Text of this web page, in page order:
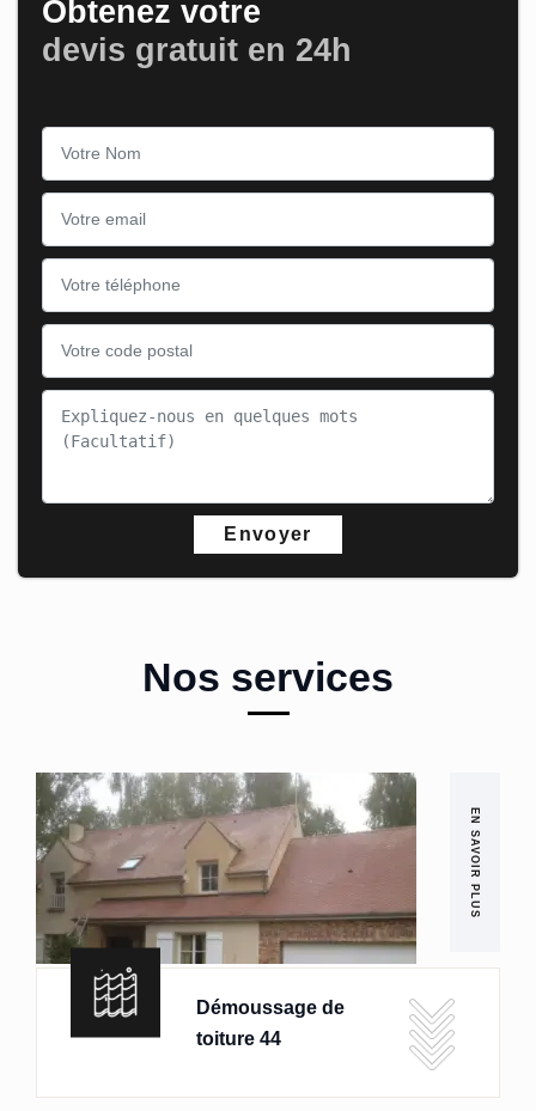
Obtenez votre
devis gratuit en 24h
Nos services
EN SAVOIR PLUS
Démoussage de
toiture 44